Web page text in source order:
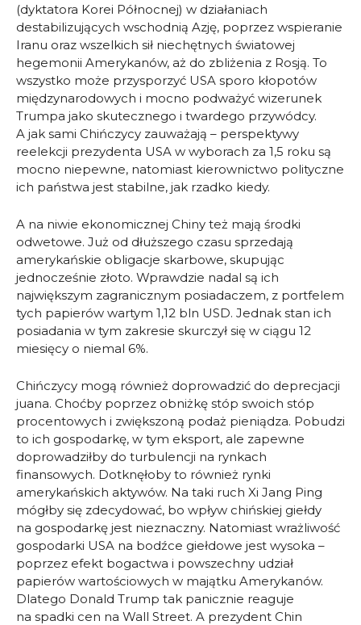
(dyktatora Korei Północnej) w działaniach
destabilizujących wschodnią Azję, poprzez wspieranie
Iranu oraz wszelkich sił niechętnych światowej
hegemonii Amerykanów, aż do zbliżenia z Rosją. To
wszystko może przysporzyć USA sporo kłopotów
międzynarodowych i mocno podważyć wizerunek
Trumpa jako skutecznego i twardego przywódcy.
A jak sami Chińczycy zauważają – perspektywy
reelekcji prezydenta USA w wyborach za 1,5 roku są
mocno niepewne, natomiast kierownictwo polityczne
ich państwa jest stabilne, jak rzadko kiedy.
A na niwie ekonomicznej Chiny też mają środki
odwetowe. Już od dłuższego czasu sprzedają
amerykańskie obligacje skarbowe, skupując
jednocześnie złoto. Wprawdzie nadal są ich
największym zagranicznym posiadaczem, z portfelem
tych papierów wartym 1,12 bln USD. Jednak stan ich
posiadania w tym zakresie skurczył się w ciągu 12
miesięcy o niemal 6%.
Chińczycy mogą również doprowadzić do deprecjacji
juana. Choćby poprzez obniżkę stóp swoich stóp
procentowych i zwiększoną podaż pieniądza. Pobudzi
to ich gospodarkę, w tym eksport, ale zapewne
doprowadziłby do turbulencji na rynkach
finansowych. Dotknęłoby to również rynki
amerykańskich aktywów. Na taki ruch Xi Jang Ping
mógłby się zdecydować, bo wpływ chińskiej giełdy
na gospodarkę jest nieznaczny. Natomiast wrażliwość
gospodarki USA na bodźce giełdowe jest wysoka –
poprzez efekt bogactwa i powszechny udział
papierów wartościowych w majątku Amerykanów.
Dlatego Donald Trump tak panicznie reaguje
na spadki cen na Wall Street. A prezydent Chin